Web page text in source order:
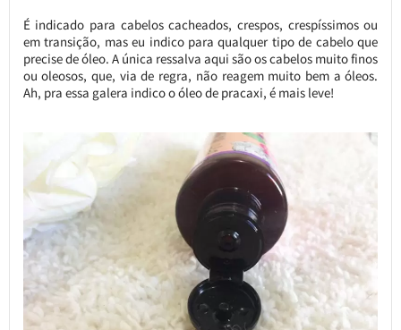
É indicado para cabelos cacheados, crespos, crespíssimos ou
em transição, mas eu indico para qualquer tipo de cabelo que
precise de óleo. A única ressalva aqui são os cabelos muito finos
ou oleosos, que, via de regra, não reagem muito bem a óleos.
Ah, pra essa galera indico o óleo de pracaxi, é mais leve!